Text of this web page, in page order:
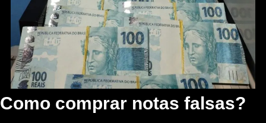
Como comprar notas falsas?